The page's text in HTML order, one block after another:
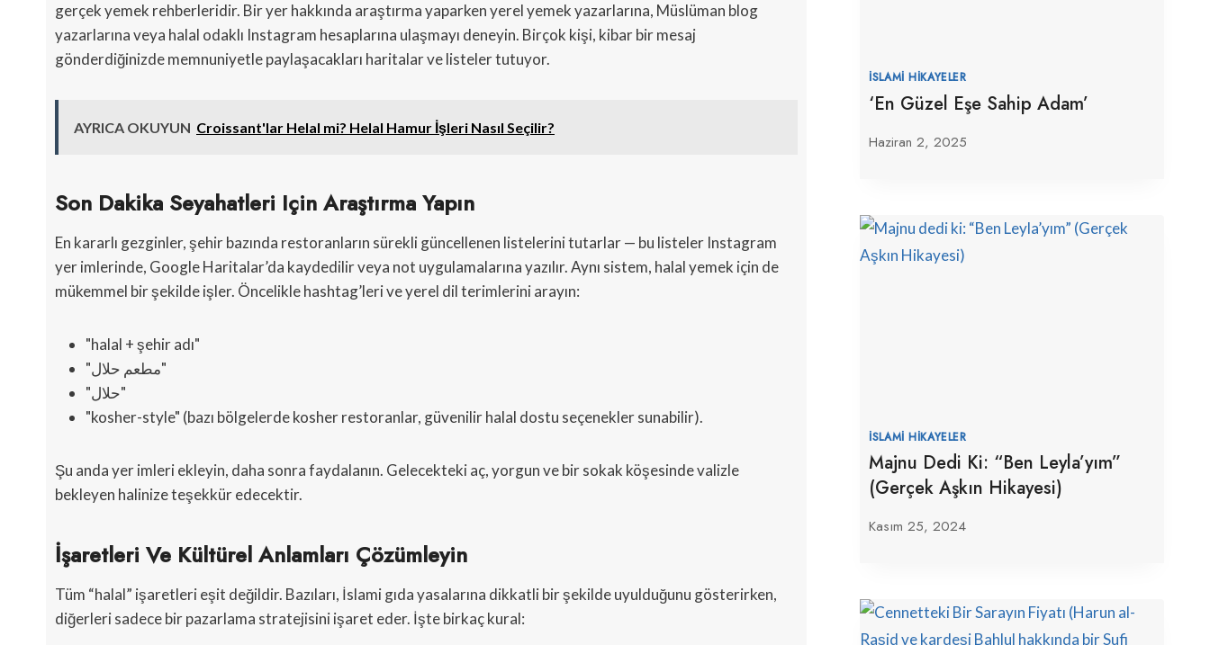
gerçek yemek rehberleridir. Bir yer hakkında araştırma yaparken yerel yemek yazarlarına, Müslüman blog
yazarlarına veya halal odaklı Instagram hesaplarına ulaşmayı deneyin. Birçok kişi, kibar bir mesaj
gönderdiğinizde memnuniyetle paylaşacakları haritalar ve listeler tutuyor.
AYRICA OKUYUN Croissant'lar Helal mi? Helal Hamur İşleri Nasıl Seçilir?
Son Dakika Seyahatleri Için Araştırma Yapın
En kararlı gezginler, şehir bazında restoranların sürekli güncellenen listelerini tutarlar — bu listeler Instagram
yer imlerinde, Google Haritalar’da kaydedilir veya not uygulamalarına yazılır. Aynı sistem, halal yemek için de
mükemmel bir şekilde işler. Öncelikle hashtag’leri ve yerel dil terimlerini arayın:
"halal + şehir adı"
"مطعم حلال"
"حلال‎"
"kosher-style" (bazı bölgelerde kosher restoranlar, güvenilir halal dostu seçenekler sunabilir).
Şu anda yer imleri ekleyin, daha sonra faydalanın. Gelecekteki aç, yorgun ve bir sokak köşesinde valizle
bekleyen halinize teşekkür edecektir.
İşaretleri Ve Kültürel Anlamları Çözümleyin
Tüm “halal” işaretleri eşit değildir. Bazıları, İslami gıda yasalarına dikkatli bir şekilde uyulduğunu gösterirken,
diğerleri sadece bir pazarlama stratejisini işaret eder. İşte birkaç kural:
İSLAMI HIKAYELER
‘En Güzel Eşe Sahip Adam’
Haziran 2, 2025
İSLAMI HIKAYELER
Majnu Dedi Ki: “Ben Leyla’yım”
(Gerçek Aşkın Hikayesi)
Kasım 25, 2024